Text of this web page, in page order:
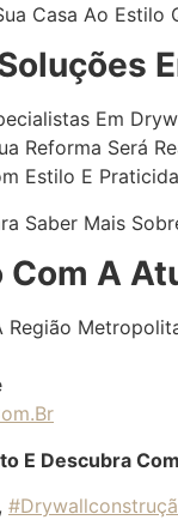
Casa Ao Estilo
Em
Reforma Será
Estilo E
Saber Mais
A
Região
E Descubra
,